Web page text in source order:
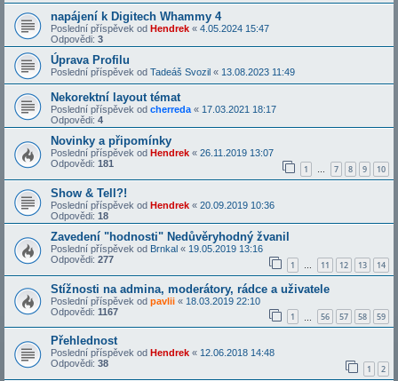
napájení k Digitech Whammy 4
Poslední příspěvek od Hendrek « 4.05.2024 15:47
Odpovědi: 3
Úprava Profilu
Poslední příspěvek od Tadeáš Svozil « 13.08.2023 11:49
Nekorektní layout témat
Poslední příspěvek od cherreda « 17.03.2021 18:17
Odpovědi: 4
Novinky a připomínky
Poslední příspěvek od Hendrek « 26.11.2019 13:07
Odpovědi: 181 1 … 7 8 9 10
Show & Tell?!
Poslední příspěvek od Hendrek « 20.09.2019 10:36
Odpovědi: 18
Zavedení "hodnosti" Nedůvěryhodný žvanil
Poslední příspěvek od Brnkal « 19.05.2019 13:16
Odpovědi: 277 1 … 11 12 13 14
Stížnosti na admina, moderátory, rádce a uživatele
Poslední příspěvek od pavlii « 18.03.2019 22:10
Odpovědi: 1167 1 56 57 58 59
Přehlednost
Poslední příspěvek od Hendrek « 12.06.2018 14:48
Odpovědi: 38 1 2